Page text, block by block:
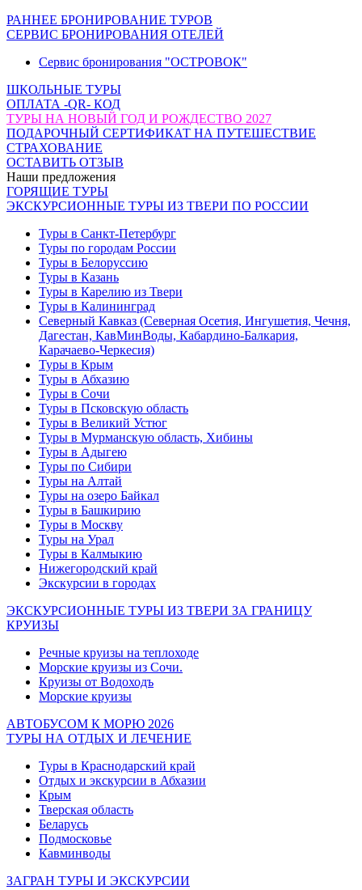
РАННЕЕ БРОНИРОВАНИЕ ТУРОВ
СЕРВИС БРОНИРОВАНИЯ ОТЕЛЕЙ
Сервис бронирования "ОСТРОВОК"
ШКОЛЬНЫЕ ТУРЫ
ОПЛАТА -QR- КОД
ТУРЫ НА НОВЫЙ ГОД И РОЖДЕСТВО 2027
ПОДАРОЧНЫЙ СЕРТИФИКАТ НА ПУТЕШЕСТВИЕ
СТРАХОВАНИЕ
ОСТАВИТЬ ОТЗЫВ
Наши предложения
ГОРЯЩИЕ ТУРЫ
ЭКСКУРСИОННЫЕ ТУРЫ ИЗ ТВЕРИ ПО РОССИИ
Туры в Санкт-Петербург
Туры по городам России
Туры в Белоруссию
Туры в Казань
Туры в Карелию из Твери
Туры в Калининград
Северный Кавказ (Северная Осетия, Ингушетия, Чечня,
Дагестан, КавМинВоды, Кабардино-Балкария,
Карачаево-Черкесия)
Туры в Крым
Туры в Абхазию
Туры в Сочи
Туры в Псковскую область
Туры в Великий Устюг
Туры в Мурманскую область, Хибины
Туры в Адыгею
Туры по Сибири
Туры на Алтай
Туры на озеро Байкал
Туры в Башкирию
Туры в Москву
Туры на Урал
Туры в Калмыкию
Нижегородский край
Экскурсии в городах
ЭКСКУРСИОННЫЕ ТУРЫ ИЗ ТВЕРИ ЗА ГРАНИЦУ
КРУИЗЫ
Речные круизы на теплоходе
Морские круизы из Сочи.
Круизы от Водоходъ
Морские круизы
АВТОБУСОМ К МОРЮ 2026
ТУРЫ НА ОТДЫХ И ЛЕЧЕНИЕ
Туры в Краснодарский край
Отдых и экскурсии в Абхазии
Крым
Тверская область
Беларусь
Подмосковье
Кавминводы
ЗАГРАН ТУРЫ И ЭКСКУРСИИ